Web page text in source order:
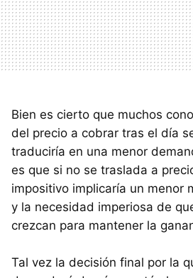
Bien es cierto que muchos
del precio a cobrar tras el día
traduciría en una menor
es que si no se traslada a
impositivo implicaría un menor
y la necesidad imperiosa de
crezcan para mantener la
Tal vez la decisión final por la